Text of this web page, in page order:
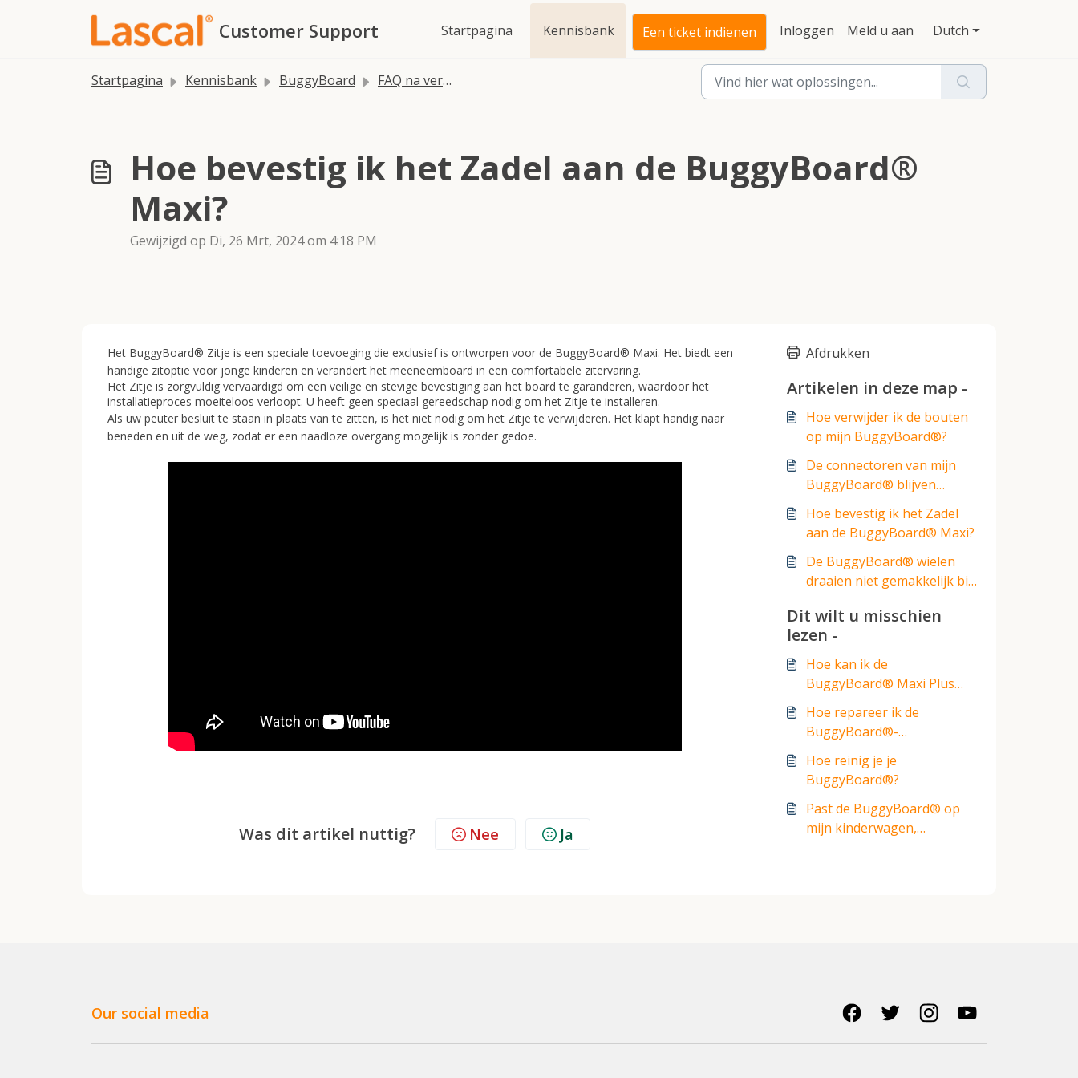
Customer Support Startpagina Kennisbank Een ticket indienen Inloggen Meld u aan Dutch
Startpagina Kennisbank BuggyBoard FAQ na verkoop
Hoe bevestig ik het Zadel aan de BuggyBoard®
Maxi?
Gewijzigd op Di, 26 Mrt, 2024 om 4:18 PM
Het BuggyBoard® Zitje is een speciale toevoeging die exclusief is ontworpen voor de BuggyBoard® Maxi. Het biedt een
handige zitoptie voor jonge kinderen en verandert het meeneemboard in een comfortabele zitervaring.
Het Zitje is zorgvuldig vervaardigd om een veilige en stevige bevestiging aan het board te garanderen, waardoor het
installatieproces moeiteloos verloopt. U heeft geen speciaal gereedschap nodig om het Zitje te installeren.
Als uw peuter besluit te staan in plaats van te zitten, is het niet nodig om het Zitje te verwijderen. Het klapt handig naar
beneden en uit de weg, zodat er een naadloze overgang mogelijk is zonder gedoe.
Was dit artikel nuttig? Nee Ja
Afdrukken
Artikelen in deze map -
Hoe verwijder ik de bouten
op mijn BuggyBoard®?
De connectoren van mijn
BuggyBoard® blijven
Hoe bevestig ik het Zadel
aan de BuggyBoard® Maxi?
De BuggyBoard® wielen
draaien niet gemakkelijk bij
kinderwagen.
Dit wilt u misschien
lezen -
Hoe kan ik de
BuggyBoard® Maxi Plus
buggy of kinderwagen
bevestigen?
Hoe repareer ik de
BuggyBoard®-
Hoe reinig je je
BuggyBoard®?
Past de BuggyBoard® op
mijn kinderwagen,
Our social media